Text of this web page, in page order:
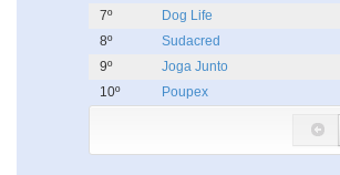
7º
Dog Life
8º
Sudacred
9º
Joga Junto
10º
Poupex